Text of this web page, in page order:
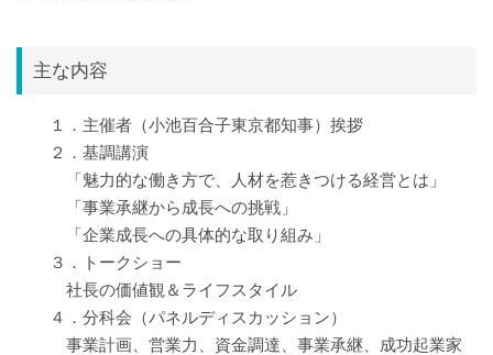
主な内容
１．主催者（小池百合子東京都知事）挨拶
２．基調講演
「魅力的な働き方で、人材を惹きつける経営とは」
「事業承継から成長への挑戦」
「企業成長への具体的な取り組み」
３．トークショー
社長の価値観＆ライフスタイル
４．分科会（パネルディスカッション）
事業計画、営業力、資金調達、事業承継、成功起業家